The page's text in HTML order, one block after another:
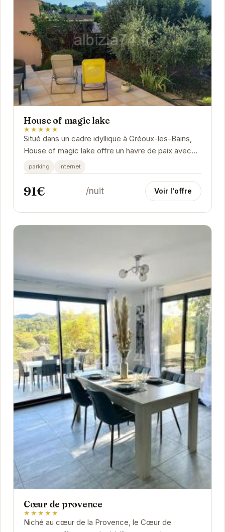
House of magic lake
★★★★★
Situé dans un cadre idyllique à Gréoux-les-Bains,
House of magic lake offre un havre de paix avec
des vues imprenables sur le lac. Profitez d'un...
parking internet
91€ /nuit Voir l'offre
Cœur de provence
★★★★★
Niché au cœur de la Provence, le Cœur de